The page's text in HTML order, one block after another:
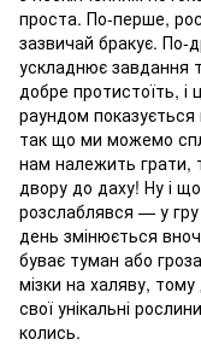
проста. По-перше,
зазвичай бракує. По-
ускладнює завдання
добре протистоїть,
раундом показується
так що ми можемо
нам належить грати,
двору до даху! Ну і
розслаблявся — у
день змінюється
буває туман або
мізки на халяву,
свої унікальні
колись.